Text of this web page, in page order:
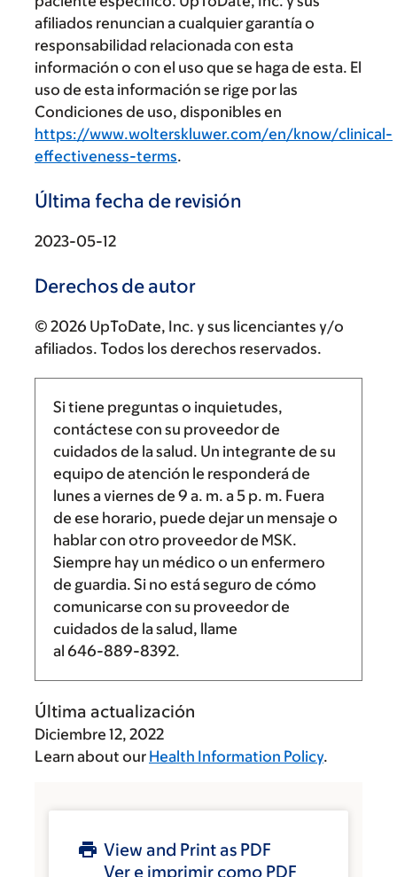
afiliados renuncian a cualquier garantía o
responsabilidad relacionada con esta
información o con el uso que se haga de esta. El
uso de esta información se rige por las
Condiciones de uso, disponibles en
https://www.wolterskluwer.com/en/know/clinical-
effectiveness-terms.
Última fecha de revisión
2023-05-12
Derechos de autor
© 2026 UpToDate, Inc. y sus licenciantes y/o
afiliados. Todos los derechos reservados.
Si tiene preguntas o inquietudes,
contáctese con su proveedor de
cuidados de la salud. Un integrante de su
equipo de atención le responderá de
lunes a viernes de 9 a. m. a5 p. m. Fuera
de ese horario, puede dejar un mensaje o
hablar con otro proveedor de MSK.
Siempre hay un médico o un enfermero
de guardia. Si no está seguro de cómo
comunicarse con su proveedor de
cuidados de la salud, llame
al 646-889-8392.
Última actualización
Diciembre 12, 2022
Learn about our Health Information Policy.
View and Print as PDF
Ver e imprimir como PDF